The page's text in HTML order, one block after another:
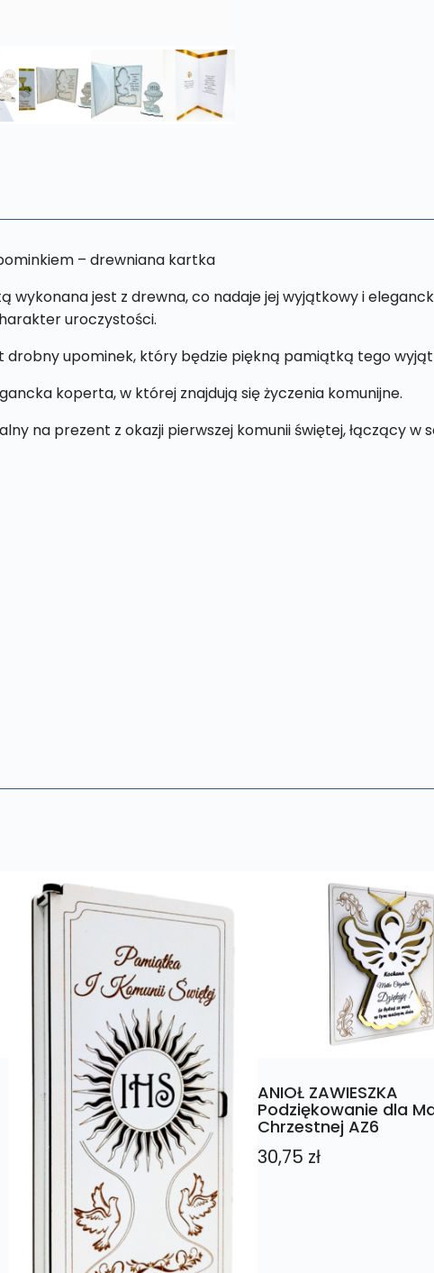
– drewniana kartka
wykonana jest z drewna, co nadaje jej wyjątkowy i
uroczystości.
drobny upominek, który będzie piękną pamiątką tego
koperta, w której znajdują się życzenia komunijne.
na prezent z okazji pierwszej komunii świętej, łączący
ANIOŁ ZAWIESZKA
Podziękowanie dla
Chrzestnej AZ6
30,75 zł